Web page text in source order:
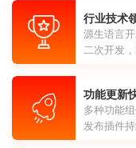
行业技术
源生语言
二次开发
功能更新
多种功能
发布插件